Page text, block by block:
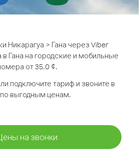
Никарагуа > Гана через Viber
в Гана на городские и мобильные
от 35.0 ¢.
подключите тариф и звоните в
по выгодным ценам.
на звонки